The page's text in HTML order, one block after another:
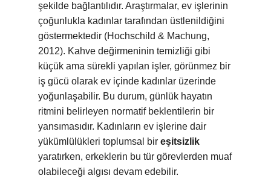
şekilde bağlantılıdır. Araştırmalar, ev işlerinin
çoğunlukla kadınlar tarafından üstlenildiğini
göstermektedir (Hochschild & Machung,
2012). Kahve değirmeninin temizliği gibi
küçük ama sürekli yapılan işler, görünmez bir
iş gücü olarak ev içinde kadınlar üzerinde
yoğunlaşabilir. Bu durum, günlük hayatın
ritmini belirleyen normatif beklentilerin bir
yansımasıdır. Kadınların ev işlerine dair
yükümlülükleri toplumsal bir eşitsizlik
yaratırken, erkeklerin bu tür görevlerden muaf
olabileceği algısı devam edebilir.